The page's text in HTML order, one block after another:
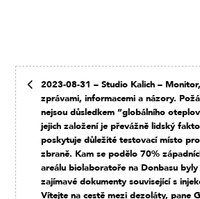
2023-08-31 – Studio Kalich –
zprávami, informacemi a názory.
nejsou důsledkem “globálního
jejich založení je převážně lidský
poskytuje důležité testovací místo
zbraně. Kam se podělo 70%
areálu biolaboratoře na Donbasu byly
zajímavé dokumenty související s
Vítejte na cestě mezi dezoláty, pane